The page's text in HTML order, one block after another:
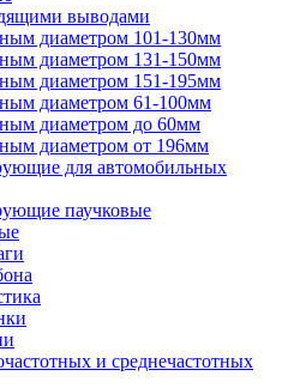
выводами
диаметром 101-130мм
диаметром 131-150мм
диаметром 151-195мм
диаметром 61-100мм
диаметром до 60мм
диаметром от 196мм
для автомобильных
паучковые
и среднечастотных